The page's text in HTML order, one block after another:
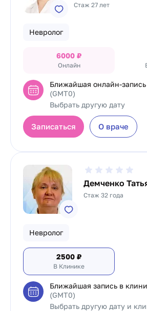
Стаж 27 лет
Невролог
6000 ₽
Онлайн
Ближайшая онлайн-запись
(GMT0)
Выбрать другую дату
Записаться О враче
Демченко
Стаж 32 года
Невролог
2500 ₽
В Клинике
Ближайшая запись в
(GMT0)
Выбрать другую дату и